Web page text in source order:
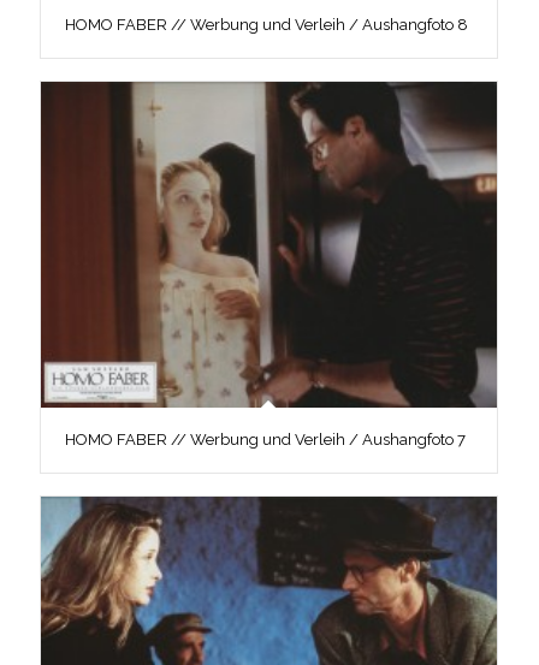
HOMO FABER // Werbung und Verleih / Aushangfoto 8
HOMO FABER // Werbung und Verleih / Aushangfoto 7